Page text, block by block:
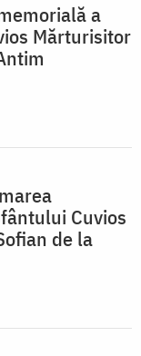
a
Mărturisitor
Cuvios
de la